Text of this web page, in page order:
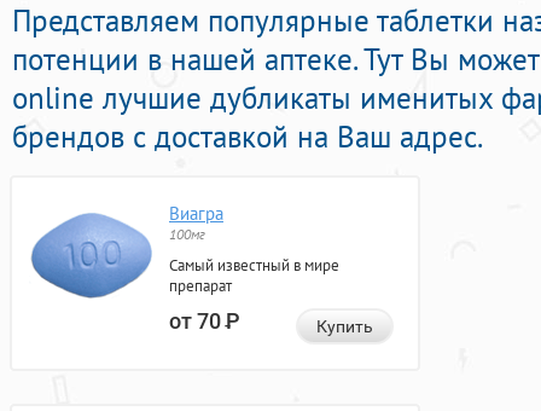
Представляем популярные таблетки
потенции в нашей аптеке. Тут Вы
online лучшие дубликаты именитых
брендов с доставкой на Ваш адрес.
Виагра
100мг
Самый известный в мире
препарат
от 70Р Купить